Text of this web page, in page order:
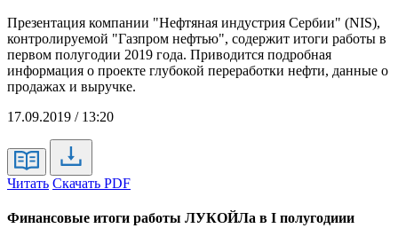
Презентация компании "Нефтяная индустрия Сербии" (NIS),
контролируемой "Газпром нефтью", содержит итоги работы в
первом полугодии 2019 года. Приводится подробная
информация о проекте глубокой переработки нефти, данные о
продажах и выручке.
17.09.2019 / 13:20
Читать Скачать PDF
Финансовые итоги работы ЛУКОЙЛа в I полугодиии